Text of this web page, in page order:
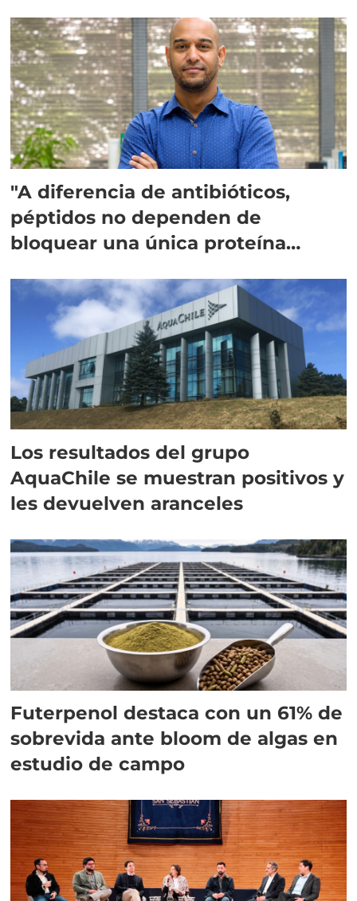
"A diferencia de antibióticos,
péptidos no dependen de
bloquear una única proteína
Los resultados del grupo
AquaChile se muestran positivos y
les devuelven aranceles
Futerpenol destaca con un 61% de
sobrevida ante bloom de algas en
estudio de campo